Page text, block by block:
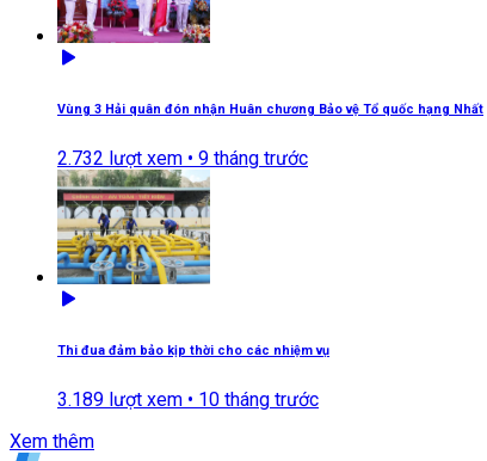
Vùng 3 Hải quân đón nhận Huân chương Bảo vệ Tổ quốc hạng Nhất
2.732 lượt xem • 9 tháng trước
Thi đua đảm bảo kịp thời cho các nhiệm vụ
3.189 lượt xem • 10 tháng trước
Xem thêm